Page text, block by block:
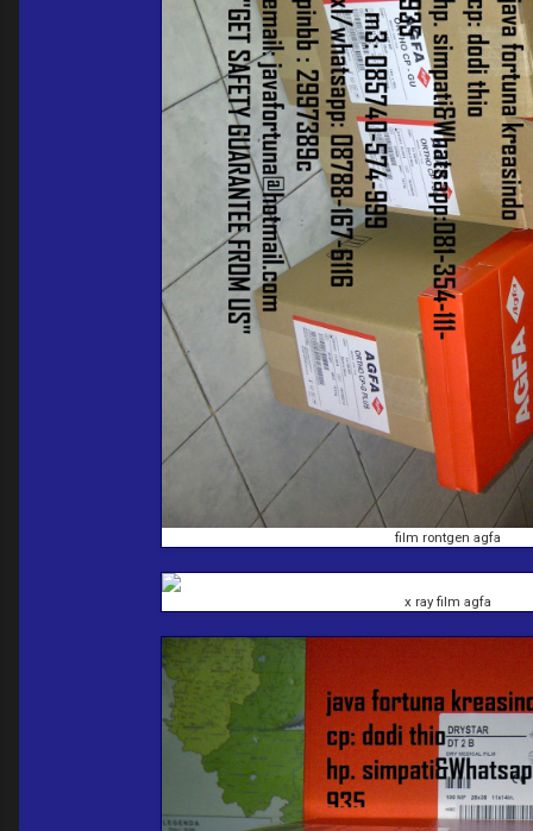
film rontgen agfa
x ray film agfa